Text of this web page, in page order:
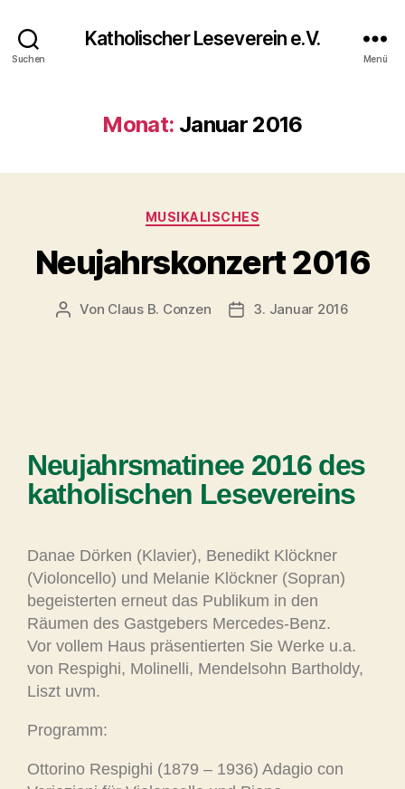
Suchen
Katholischer Leseverein e.V.
Menü
Monat: Januar 2016
MUSIKALISCHES
Neujahrskonzert 2016
Von Claus B. Conzen 3. Januar 2016
Neujahrsmatinee 2016 des
katholischen Lesevereins
Danae Dörken (Klavier), Benedikt Klöckner
(Violoncello) und Melanie Klöckner (Sopran)
begeisterten erneut das Publikum in den
Räumen des Gastgebers Mercedes-Benz.
Vor vollem Haus präsentierten Sie Werke u.a.
von Respighi, Molinelli, Mendelsohn Bartholdy,
Liszt uvm.
Programm:
Ottorino Respighi (1879 – 1936) Adagio con